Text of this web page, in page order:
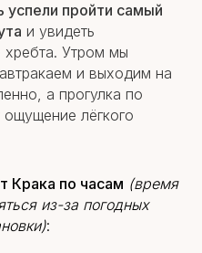
успели пройти самый
и увидеть
хребта. Утром мы
и выходим на
а прогулка по
ощущение лёгкого
Крака по часам (время
из-за погодных
: